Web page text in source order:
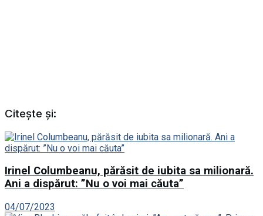
Citește și:
Irinel Columbeanu, părăsit de iubita sa milionară.
Ani a dispărut: ”Nu o voi mai căuta”
04/07/2023